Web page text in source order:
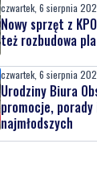
czwartek, 6 sierpnia
Nowy sprzęt z
też rozbudowa
czwartek, 6 sierpnia
Urodziny Biura
promocje,
najmłodszych